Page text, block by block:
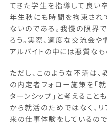
てきた学生を指導して良い
年生秋にも時間を拘束され
ないのである。我慢の限界
ろう。実際、適度な交流会
アルバイトの中には悪質なも
ただし、このような不満は
の内定者フォロー施策を「
ターンシップ」と考えること
から就活のためではなく、
来の仕事体験をしているの